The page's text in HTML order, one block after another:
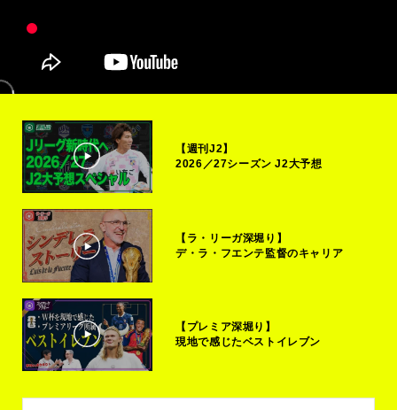
【週刊J2】
2026／27シーズン J2大予想
【ラ・リーガ深堀り】
デ・ラ・フエンテ監督のキャリア
【プレミア深堀り】
現地で感じたベストイレブン